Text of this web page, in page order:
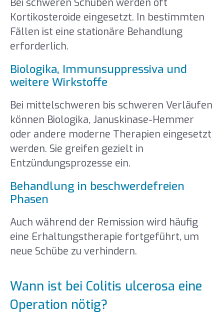
Bei schweren Schüben werden oft
Kortikosteroide eingesetzt. In bestimmten
Fällen ist eine stationäre Behandlung
erforderlich.
Biologika, Immunsuppressiva und
weitere Wirkstoffe
Bei mittelschweren bis schweren Verläufen
können Biologika, Januskinase-Hemmer
oder andere moderne Therapien eingesetzt
werden. Sie greifen gezielt in
Entzündungsprozesse ein.
Behandlung in beschwerdefreien
Phasen
Auch während der Remission wird häufig
eine Erhaltungstherapie fortgeführt, um
neue Schübe zu verhindern.
Wann ist bei Colitis ulcerosa eine
Operation nötig?